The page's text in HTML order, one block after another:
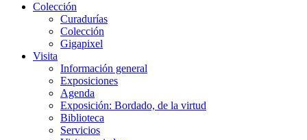
Colección
Curadurías
Colección
Gigapixel
Visita
Información general
Exposiciones
Agenda
Exposición: Bordado, de la virtud
Biblioteca
Servicios